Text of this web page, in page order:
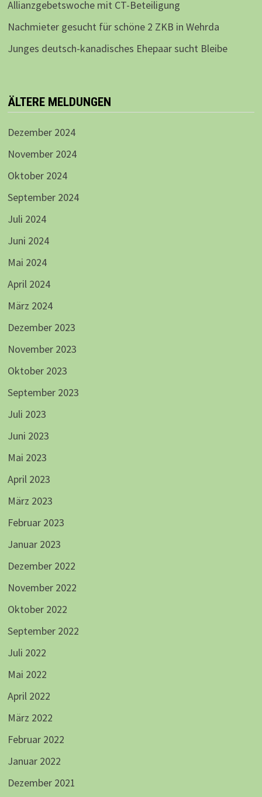
Allianzgebetswoche mit CT-Beteiligung
Nachmieter gesucht für schöne 2 ZKB in Wehrda
Junges deutsch-kanadisches Ehepaar sucht Bleibe
ÄLTERE MELDUNGEN
Dezember 2024
November 2024
Oktober 2024
September 2024
Juli 2024
Juni 2024
Mai 2024
April 2024
März 2024
Dezember 2023
November 2023
Oktober 2023
September 2023
Juli 2023
Juni 2023
Mai 2023
April 2023
März 2023
Februar 2023
Januar 2023
Dezember 2022
November 2022
Oktober 2022
September 2022
Juli 2022
Mai 2022
April 2022
März 2022
Februar 2022
Januar 2022
Dezember 2021